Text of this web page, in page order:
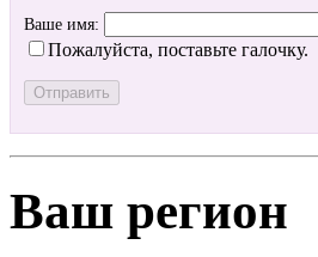
Ваше имя:
Пожалуйста, поставьте галочку.
Ваш регион